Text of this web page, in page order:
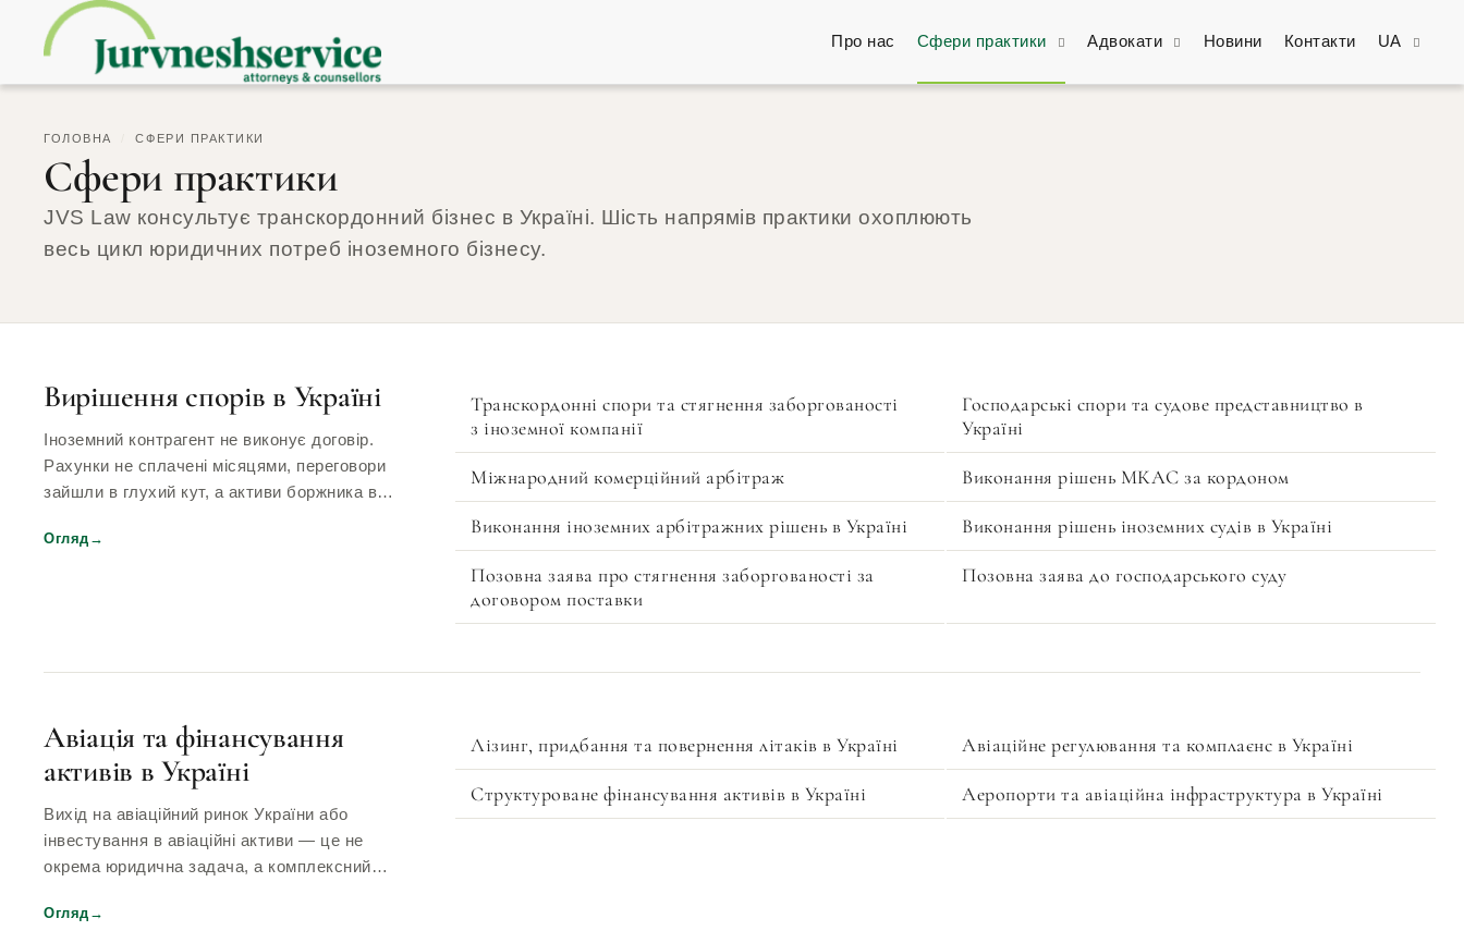
Про нас Сфери практики Адвокати Новини Контакти UA
ГОЛОВНА СФЕРИ ПРАКТИКИ
Сфери практики
JVS Law консультує транскордонний бізнес в Україні. Шість напрямів практики охоплюють
весь цикл юридичних потреб іноземного бізнесу.
Вирішення спорів в Україні
Іноземний контрагент не виконує договір.
Рахунки не сплачені місяцями, переговори
зайшли в глухий кут, а активи боржника в…
Огляд →
Транскордонні спори та стягнення заборгованості
з іноземної компанії
Господарські спори та судове представництво в
Україні
Міжнародний комерційний арбітраж Виконання рішень МКАС за кордоном
Виконання іноземних арбітражних рішень в Україні Виконання рішень іноземних судів в Україні
Позовна заява про стягнення заборгованості за
договором поставки
Позовна заява до господарського суду
Авіація та фінансування
активів в Україні
Вихід на авіаційний ринок України або
інвестування в авіаційні активи — це не
окрема юридична задача, а комплексний…
Огляд →
Лізинг, придбання та повернення літаків в Україні Авіаційне регулювання та комплаєнс в Україні
Структуроване фінансування активів в Україні Аеропорти та авіаційна інфраструктура в Україні